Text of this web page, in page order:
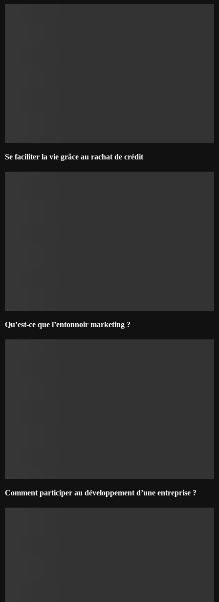
Se faciliter la vie grâce au rachat de crédit
Qu’est-ce que l’entonnoir marketing ?
Comment participer au développement d’une entreprise ?